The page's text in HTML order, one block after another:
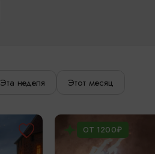
Эта неделя Этот месяц
ОТ 1200₽